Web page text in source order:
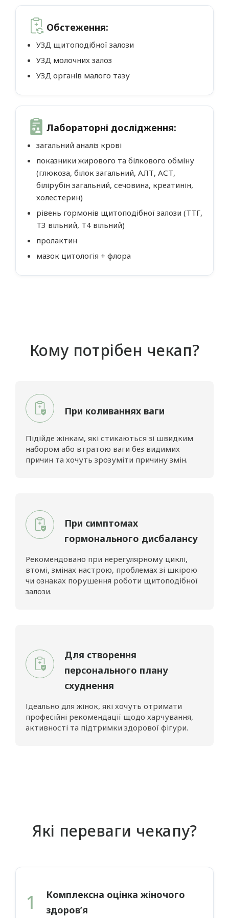
Ядлось Оксана Євгенівна
Федорчук Соломія Романівна
Обстеження:
УЗД щитоподібної залози
УЗД молочних залоз
УЗД органів малого тазу
Лабораторні дослідження:
загальний аналіз крові
показники жирового та білкового обміну
(глюкоза, білок загальний, АЛТ, АСТ,
білірубін загальний, сечовина, креатинін,
холестерин)
рівень гормонів щитоподібної залози (ТТГ,
Т3 вільний, Т4 вільний)
пролактин
мазок цитологія + флора
Кому потрібен чекап?
При коливаннях ваги
Підійде жінкам, які стикаються зі швидким
набором або втратою ваги без видимих
причин та хочуть зрозуміти причину змін.
При симптомах
гормонального дисбалансу
Рекомендовано при нерегулярному циклі,
втомі, змінах настрою, проблемах зі шкірою
чи ознаках порушення роботи щитоподібної
залози.
Для створення
персонального плану
схуднення
Ідеально для жінок, які хочуть отримати
професійні рекомендації щодо харчування,
активності та підтримки здорової фігури.
Які переваги чекапу?
1
Комплексна оцінка жіночого
здоров’я